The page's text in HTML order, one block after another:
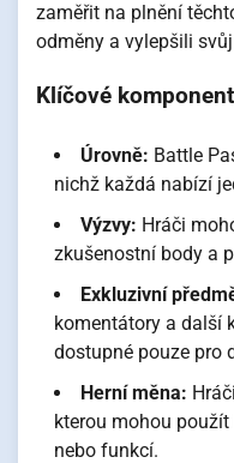
zaměřit na plnění
odměny a vylepšili
Klíčové
Úrovně: Battle
nichž každá nabízí
Výzvy: Hráči
zkušenostní body a
Exkluzivní
komentátory a další
dostupné pouze pro
Herní měna:
kterou mohou
nebo funkcí.